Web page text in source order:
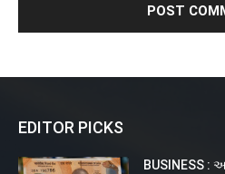
EDITOR PICKS
BUSINESS :